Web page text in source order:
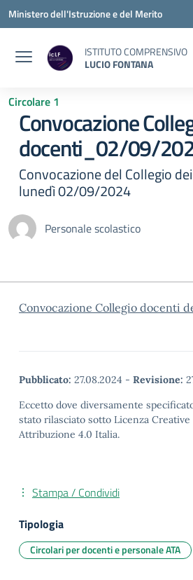
Vai ai contenuti
Vai al menu di navigazione
Vai al footer
Ministero dell'Istruzione e del Merito
ISTITUTO COMPRENSIVO
LUCIO FONTANA
Circolare 1
Convocazione
docenti_02/09/
Convocazione del Collegio
lunedì 02/09/2024
Personale scolastico
Convocazione Collegio docenti
Pubblicato: 27.08.2024 - Revisione:
Eccetto dove diversamente
stato rilasciato sotto Licenza Creative
Attribuzione 4.0 Italia.
Stampa / Condividi
Tipologia
Circolari per docenti e personale ATA